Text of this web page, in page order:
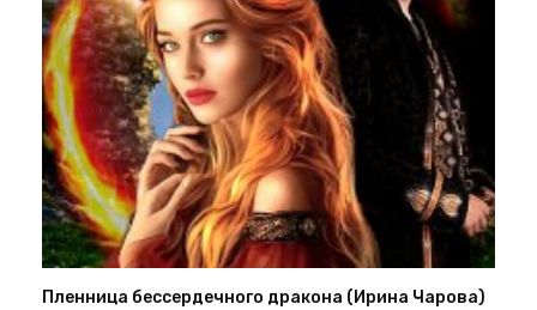
Пленница бессердечного дракона (Ирина Чарова)